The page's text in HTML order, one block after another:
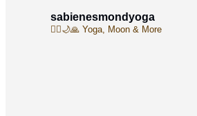
sabienesmondyoga
🧘‍♀️🌙🙏 Yoga, Moon & More